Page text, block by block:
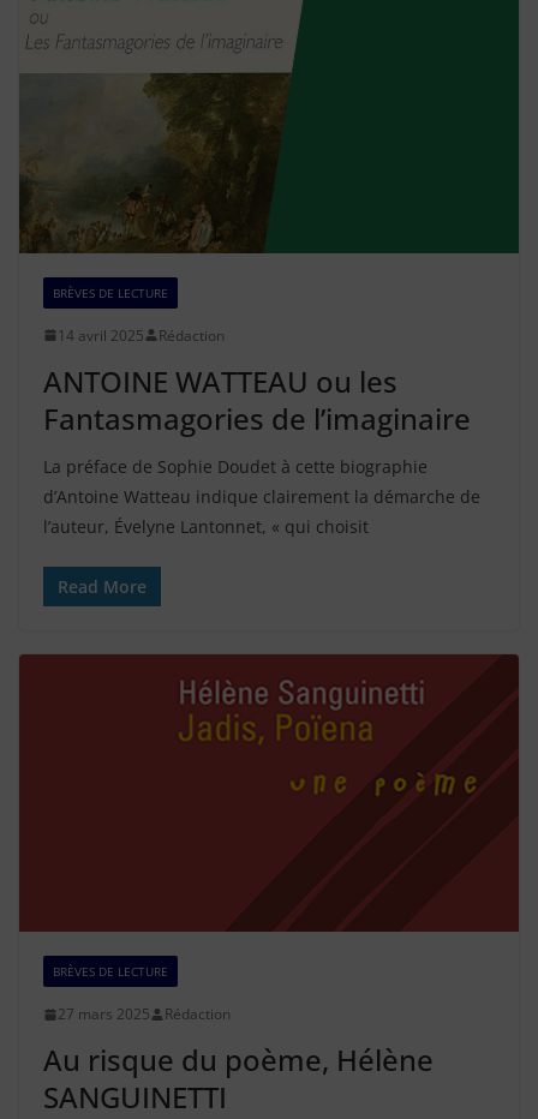
BRÈVES DE LECTURE
14 avril 2025 Rédaction
ANTOINE WATTEAU ou les
Fantasmagories de l’imaginaire
La préface de Sophie Doudet à cette biographie
d’Antoine Watteau indique clairement la démarche de
l’auteur, Évelyne Lantonnet, « qui choisit
Read More
BRÈVES DE LECTURE
27 mars 2025 Rédaction
Au risque du poème, Hélène
SANGUINETTI